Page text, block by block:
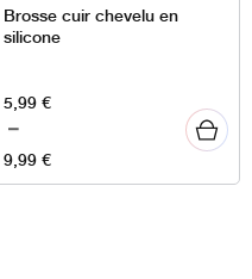
Brosse cuir chevelu en
silicone
5,99€
–
9,99€
Plage
de
prix :
5,99 €